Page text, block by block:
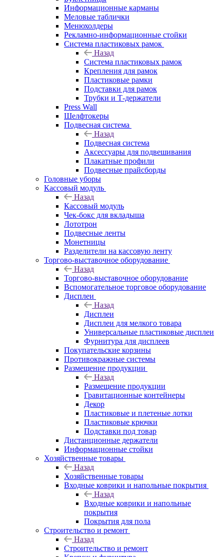
Информационные карманы
Меловые таблички
Менюхолдеры
Рекламно-информационные стойки
Система пластиковых рамок
Назад
Система пластиковых рамок
Крепления для рамок
Пластиковые рамки
Подставки для рамок
Трубки и Т-держатели
Press Wall
Шелфтокеры
Подвесная система
Назад
Подвесная система
Аксессуары для подвешивания
Плакатные профили
Подвесные прайсборды
Головные уборы
Кассовый модуль
Назад
Кассовый модуль
Чек-бокс для вкладыша
Лототрон
Подвесные ленты
Монетницы
Разделители на кассовую ленту
Торгово-выставочное оборудование
Назад
Торгово-выставочное оборудование
Вспомогательное торговое оборудование
Дисплеи
Назад
Дисплеи
Дисплеи для мелкого товара
Универсальные пластиковые дисплеи
Фурнитура для дисплеев
Покупательские корзины
Противокражные системы
Размещение продукции
Назад
Размещение продукции
Гравитационные контейнеры
Декор
Пластиковые и плетеные лотки
Пластиковые крючки
Подставки под товар
Дистанционные держатели
Информационные стойки
Хозяйственные товары
Назад
Хозяйственные товары
Входные коврики и напольные покрытия
Назад
Входные коврики и напольные
покрытия
Покрытия для пола
Строительство и ремонт
Назад
Строительство и ремонт